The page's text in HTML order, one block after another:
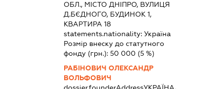
ОБЛ., МІСТО ДНІПРО, ВУЛИЦЯ
Д.БЄДНОГО, БУДИНОК 1,
КВАРТИРА 18
statements.nationality:Україна
Розмір внеску до статутного
фонду (грн.):50 000 (5 %)
РАБІНОВИЧ ОЛЕКСАНДР
ВОЛЬФОВИЧ